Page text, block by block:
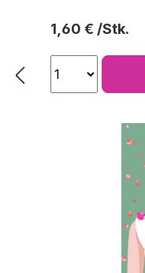
Regulärer Preis:
1,60 €